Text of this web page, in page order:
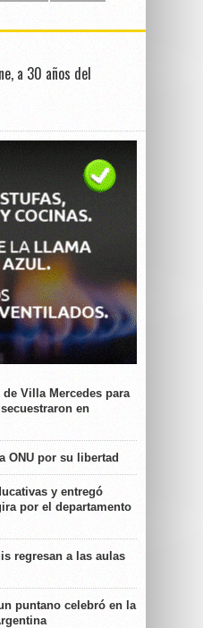
a 30 años del
Villa Mercedes para
en
ONU por su libertad
y entregó
por el departamento
regresan a las aulas
puntano celebró en la